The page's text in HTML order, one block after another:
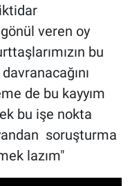
veren oy
bu
de bu kayyım
bu işe nokta
soruşturma
lazım"